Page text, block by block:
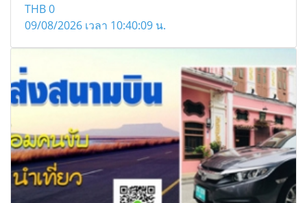
THB0
09/08/2026 เวลา 10:40:09 น.